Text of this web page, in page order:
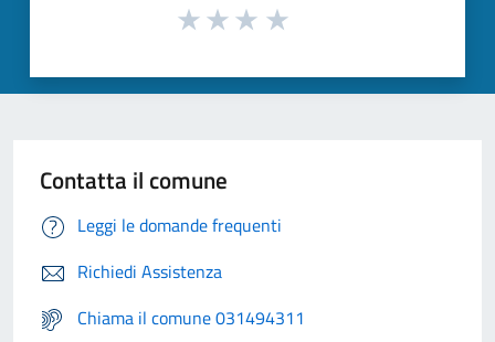
Contatta il comune
Leggi le domande frequenti
Richiedi Assistenza
Chiama il comune 031494311